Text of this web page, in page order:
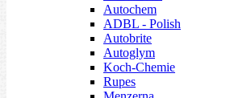
Autochem
ADBL - Polish
Autobrite
Autoglym
Koch-Chemie
Rupes